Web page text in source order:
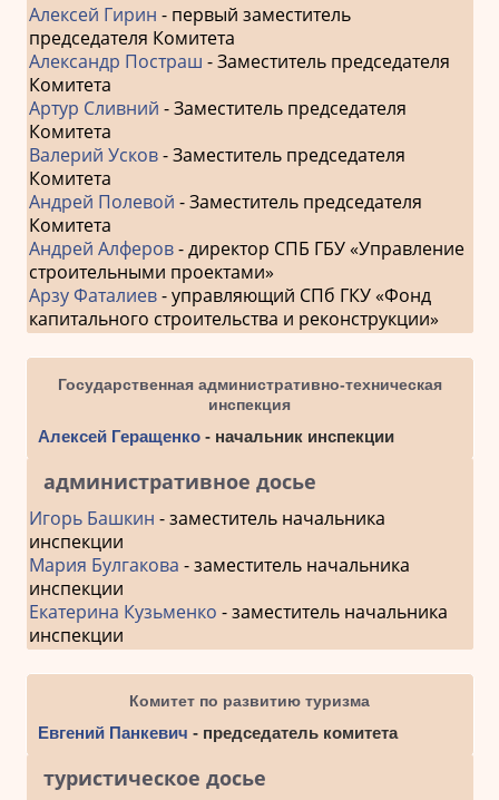
Алексей Гирин - первый заместитель
председателя Комитета
Александр Постраш - Заместитель председателя
Комитета
Артур Сливний - Заместитель председателя
Комитета
Валерий Усков- Заместитель председателя
Комитета
Андрей Полевой - Заместитель председателя
Комитета
Андрей Алферов- директор СПБ ГБУ «Управление
строительными проектами»
Арзу Фаталиев- управляющий СПб ГКУ «Фонд
капитального строительства и реконструкции»
Государственная административно-техническая
инспекция
Алексей Геращенко- начальник инспекции
административное досье
Игорь Башкин - заместитель начальника
инспекции
Мария Булгакова - заместитель начальника
инспекции
Екатерина Кузьменко - заместитель начальника
инспекции
Комитет по развитию туризма
Евгений Панкевич - председатель комитета
туристическое досье